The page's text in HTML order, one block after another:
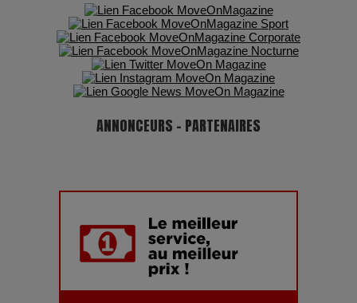
ANNONCEURS - PARTENAIRES